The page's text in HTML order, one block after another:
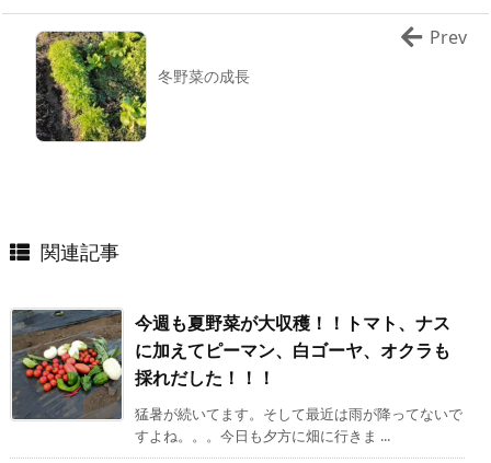
冬野菜の成長
Prev
関連記事
今週も夏野菜が大収穫！！トマト、ナス
に加えてピーマン、白ゴーヤ、オクラも
採れだした！！！
猛暑が続いてます。そして最近は雨が降ってないで
すよね。。。今日も夕方に畑に行きま ...